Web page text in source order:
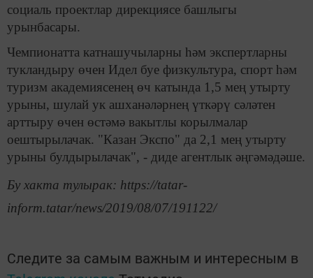
социаль проектлар дирекциясе башлыгы
урынбасары.
Чемпионатта катнашучыларны һәм экспертларны
тукландыру өчен Идел буе физкультура, спорт һәм
туризм академиясенең өч катында 1,5 мең утырту
урыны, шулай ук ашханәләрнең үткәрү сәләтен
арттыру өчен өстәмә вакытлы корылмалар
оештырылачак. "Казан Экспо" да 2,1 мең утырту
урыны булдырылачак", - диде агентлык әңгәмәдәше.
Бу хакта тулырак: https://tatar-
inform.tatar/news/2019/08/07/191122/
Следите за самым важным и интересным в